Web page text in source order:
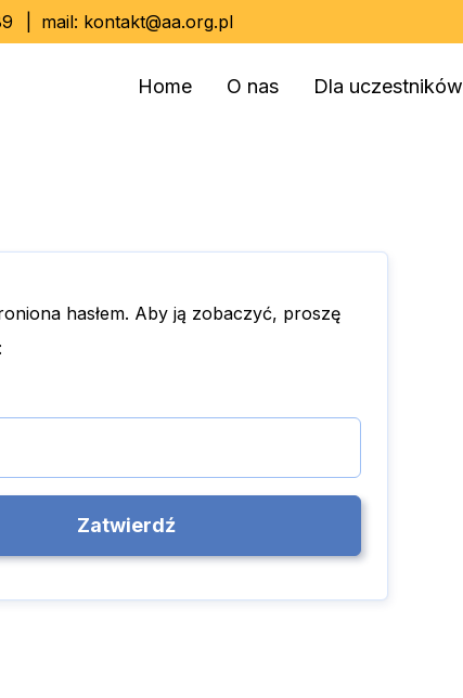
mail: kontakt@aa.org.pl
Home O nas Dla uczestników
hasłem. Aby ją zobaczyć, proszę